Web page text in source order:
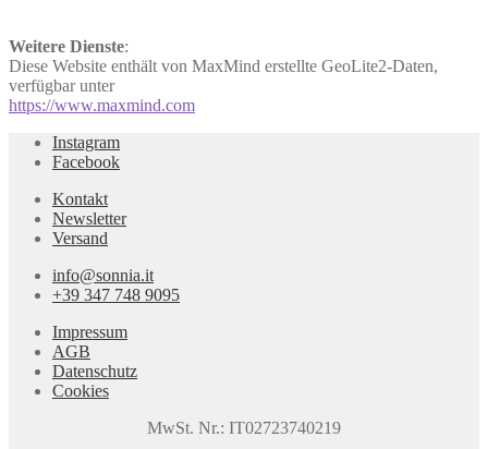
Weitere Dienste:
Diese Website enthält von MaxMind erstellte GeoLite2-Daten,
verfügbar unter
https://www.maxmind.com
Instagram
Facebook
Kontakt
Newsletter
Versand
info@sonnia.it
+39 347 748 9095
Impressum
AGB
Datenschutz
Cookies
MwSt. Nr.: IT02723740219